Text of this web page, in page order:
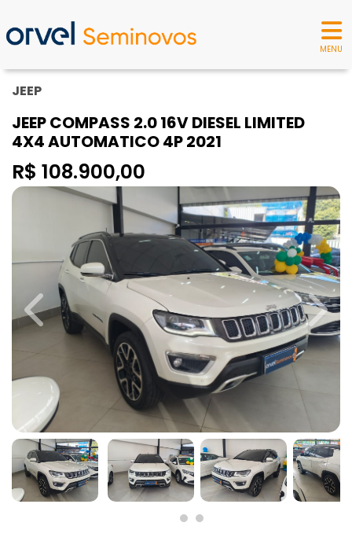
MENU
JEEP
JEEP COMPASS 2.0 16V DIESEL LIMITED
4X4 AUTOMATICO 4P 2021
R$ 108.900,00
Previous Next